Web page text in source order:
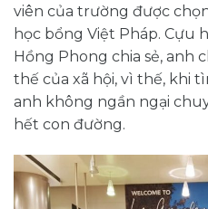
viên của trường được
học bổng Việt Pháp. Cựu
Hồng Phong chia sẻ, anh
thế của xã hội, vì thế, khi
anh không ngần ngại
hết con đường.